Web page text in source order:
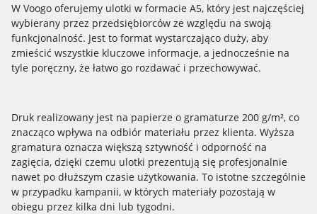
W Voogo oferujemy ulotki w formacie A5, który jest najczęściej
wybierany przez przedsiębiorców ze względu na swoją
funkcjonalność. Jest to format wystarczająco duży, aby
zmieścić wszystkie kluczowe informacje, a jednocześnie na
tyle poręczny, że łatwo go rozdawać i przechowywać.
Druk realizowany jest na papierze o gramaturze 200 g/m², co
znacząco wpływa na odbiór materiału przez klienta. Wyższa
gramatura oznacza większą sztywność i odporność na
zagięcia, dzięki czemu ulotki prezentują się profesjonalnie
nawet po dłuższym czasie użytkowania. To istotne szczególnie
w przypadku kampanii, w których materiały pozostają w
obiegu przez kilka dni lub tygodni.